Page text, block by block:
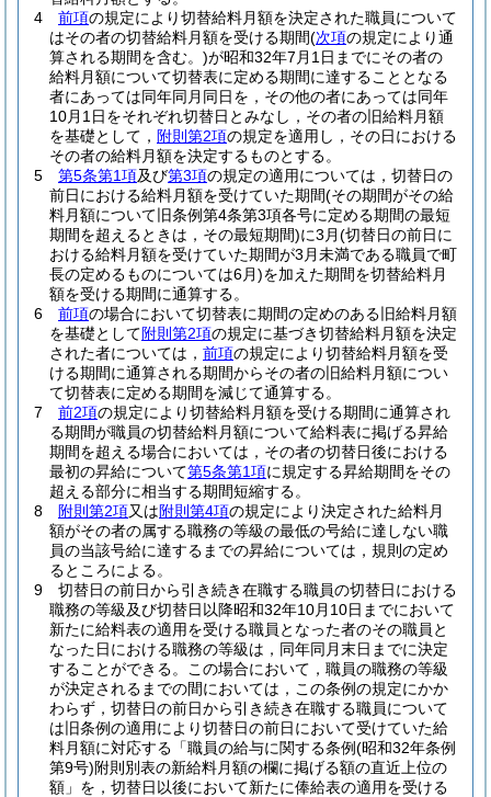
4
前項の規定により切替給料月額を決定された職員について
はその者の切替給料月額を受ける期間(次項の規定により通
算される期間を含む。)が昭和32年7月1日までにその者の
給料月額について切替表に定める期間に達することとなる
者にあっては同年同月同日を，その他の者にあっては同年
10月1日をそれぞれ切替日とみなし，その者の旧給料月額
を基礎として， 附則第2項の規定を適用し，その日における
その者の給料月額を決定するものとする。
5
第5条第1項及び第3項の規定の適用については，切替日の
前日における給料月額を受けていた期間(その期間がその給
料月額について旧条例第4条第3項各号に定める期間の最短
期間を超えるときは，その最短期間)に3月(切替日の前日に
おける給料月額を受けていた期間が3月未満である職員で町
長の定めるものについては6月)を加えた期間を切替給料月
額を受ける期間に通算する。
6
前項の場合において切替表に期間の定めのある旧給料月額
を基礎として附則第2項の規定に基づき切替給料月額を決定
された者については， 前項の規定により切替給料月額を受
ける期間に通算される期間からその者の旧給料月額につい
て切替表に定める期間を減じて通算する。
7
前2項の規定により切替給料月額を受ける期間に通算され
る期間が職員の切替給料月額について給料表に掲げる昇給
期間を超える場合においては，その者の切替日後における
最初の昇給について第5条第1項に規定する昇給期間をその
超える部分に相当する期間短縮する。
8
附則第2項又は附則第4項の規定により決定された給料月
額がその者の属する職務の等級の最低の号給に達しない職
員の当該号給に達するまでの昇給については，規則の定め
るところによる。
9
切替日の前日から引き続き在職する職員の切替日における
職務の等級及び切替日以降昭和32年10月10日までにおいて
新たに給料表の適用を受ける職員となった者のその職員と
なった日における職務の等級は，同年同月末日までに決定
することができる。
この場合において，職員の職務の等級
が決定されるまでの間においては，この条例の規定にかか
わらず，切替日の前日から引き続き在職する職員について
は旧条例の適用により切替日の前日において受けていた給
料月額に対応する「職員の給与に関する条例(昭和32年条例
第9号)附則別表の新給料月額の欄に掲げる額の直近上位の
額」を，切替日以後において新たに俸給表の適用を受ける